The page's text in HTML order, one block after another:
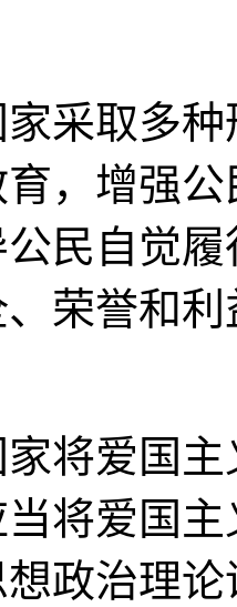
采取多种
，增强
民自觉
荣誉和
将爱国主
将爱国
政治理